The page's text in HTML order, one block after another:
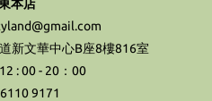
本店
新文華中心B座8樓816室
: 00 - 20：00
9171